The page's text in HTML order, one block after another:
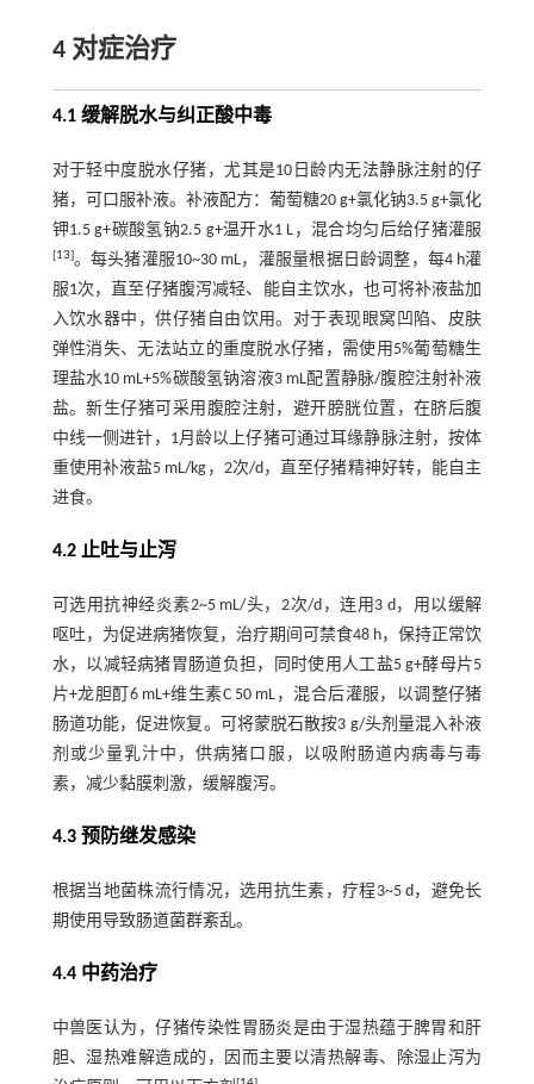
4 对症治疗
4.1 缓解脱水与纠正酸中毒
对于轻中度脱水仔猪，尤其是10日龄内无法静脉注射的仔
猪，可口服补液。补液配方：葡萄糖20 g+氯化钠3.5 g+氯化
钾1.5 g+碳酸氢钠2.5 g+温开水1 L，混合均匀后给仔猪灌服
[13]。每头猪灌服10~30 mL，灌服量根据日龄调整，每4 h灌
服1次，直至仔猪腹泻减轻、能自主饮水，也可将补液盐加
入饮水器中，供仔猪自由饮用。对于表现眼窝凹陷、皮肤
弹性消失、无法站立的重度脱水仔猪，需使用5%葡萄糖生
理盐水10 mL+5%碳酸氢钠溶液3 mL配置静脉/腹腔注射补液
盐。新生仔猪可采用腹腔注射，避开膀胱位置，在脐后腹
中线一侧进针，1月龄以上仔猪可通过耳缘静脉注射，按体
重使用补液盐5 mL/kg，2次/d，直至仔猪精神好转，能自主
进食。
4.2 止吐与止泻
可选用抗神经炎素2~5 mL/头，2次/d，连用3 d，用以缓解
呕吐，为促进病猪恢复，治疗期间可禁食48 h，保持正常饮
水，以减轻病猪胃肠道负担，同时使用人工盐5 g+酵母片5
片+龙胆酊6 mL+维生素C 50 mL，混合后灌服，以调整仔猪
肠道功能，促进恢复。可将蒙脱石散按3 g/头剂量混入补液
剂或少量乳汁中，供病猪口服，以吸附肠道内病毒与毒
素，减少黏膜刺激，缓解腹泻。
4.3 预防继发感染
根据当地菌株流行情况，选用抗生素，疗程3~5 d，避免长
期使用导致肠道菌群紊乱。
4.4 中药治疗
中兽医认为，仔猪传染性胃肠炎是由于湿热蕴于脾胃和肝
胆、湿热难解造成的，因而主要以清热解毒、除湿止泻为